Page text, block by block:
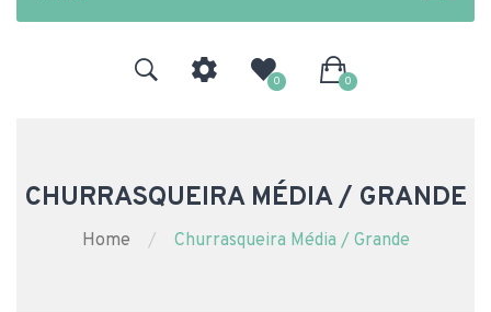
0 0
CHURRASQUEIRA MÉDIA / GRANDE
Home Churrasqueira Média / Grande